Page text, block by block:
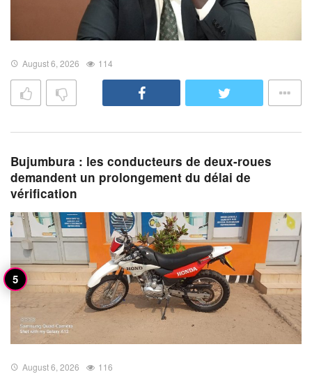
August 6, 2026 114
Bujumbura : les conducteurs de deux-roues
demandent un prolongement du délai de
vérification
August 6, 2026 116